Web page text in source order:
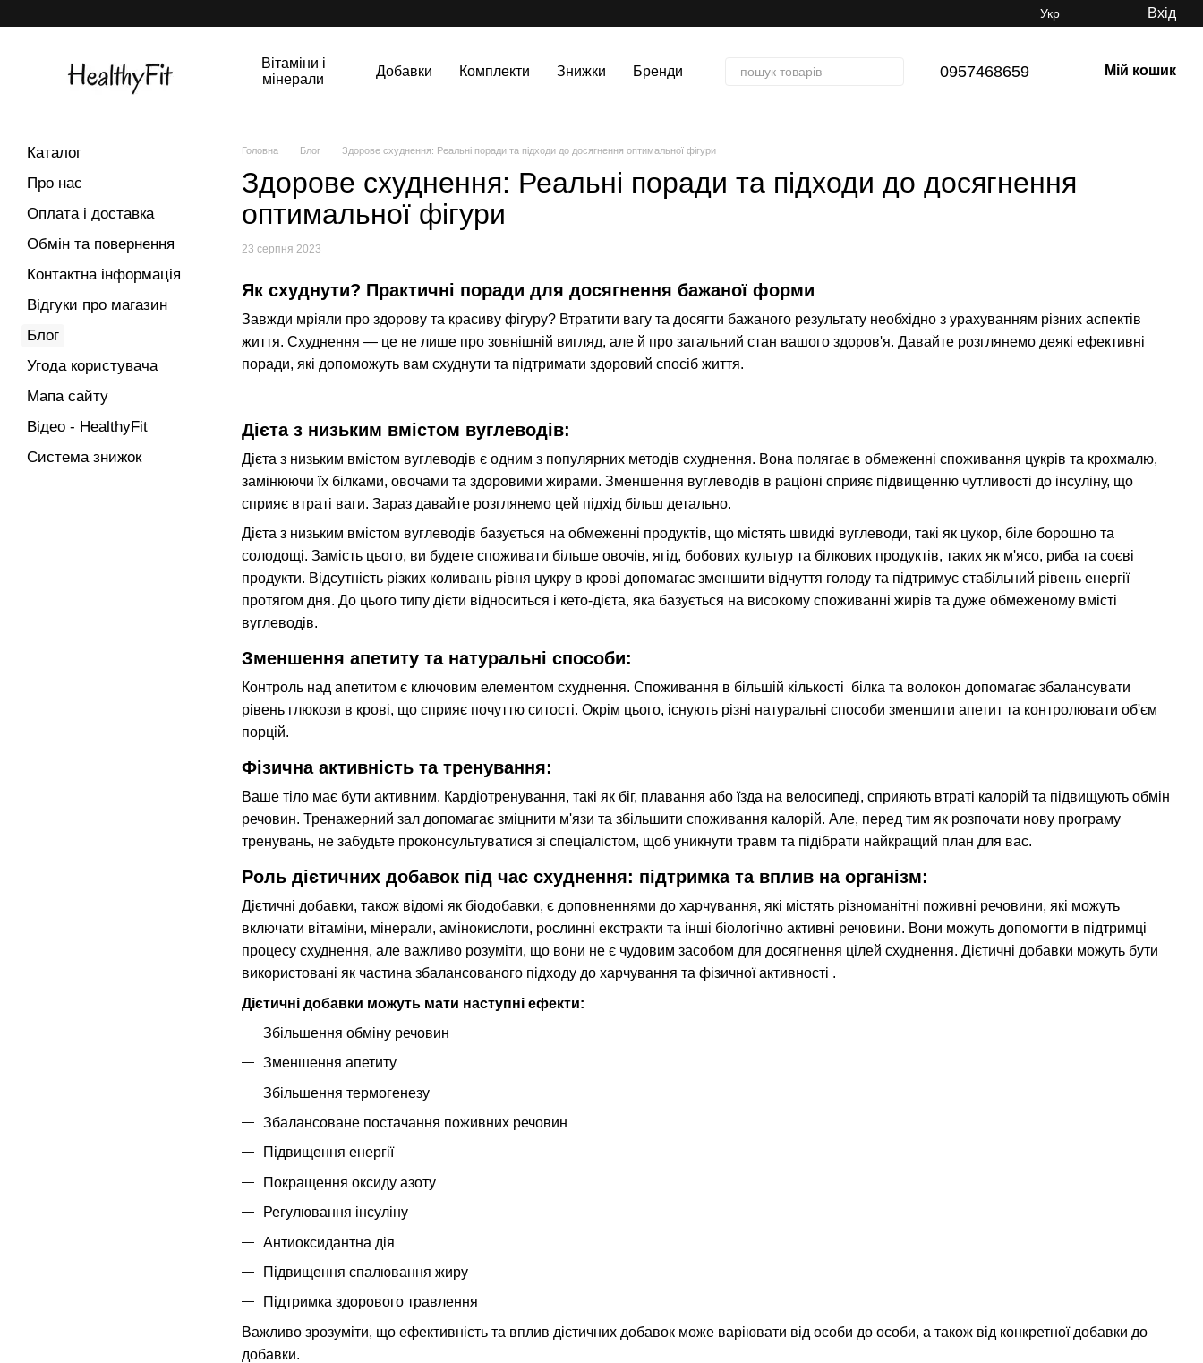
Укр Вхід
Вітаміни і
мінерали
Добавки Комплекти Знижки Бренди 0957468659 Мій кошик
Головна Блог Здорове схуднення: Реальні поради та підходи до досягнення оптимальної фігури
Здорове схуднення: Реальні поради та підходи до досягнення
оптимальної фігури
23 серпня 2023
Як схуднути? Практичні поради для досягнення бажаної форми
Завжди мріяли про здорову та красиву фігуру? Втратити вагу та досягти бажаного результату необхідно з урахуванням різних аспектів
життя. Схуднення — це не лише про зовнішній вигляд, але й про загальний стан вашого здоров'я. Давайте розглянемо деякі ефективні
поради, які допоможуть вам схуднути та підтримати здоровий спосіб життя.
Дієта з низьким вмістом вуглеводів:
Дієта з низьким вмістом вуглеводів є одним з популярних методів схуднення. Вона полягає в обмеженні споживання цукрів та крохмалю,
замінюючи їх білками, овочами та здоровими жирами. Зменшення вуглеводів в раціоні сприяє підвищенню чутливості до інсуліну, що
сприяє втраті ваги. Зараз давайте розглянемо цей підхід більш детально.
Дієта з низьким вмістом вуглеводів базується на обмеженні продуктів, що містять швидкі вуглеводи, такі як цукор, біле борошно та
солодощі. Замість цього, ви будете споживати більше овочів, ягід, бобових культур та білкових продуктів, таких як м'ясо, риба та соєві
продукти. Відсутність різких коливань рівня цукру в крові допомагає зменшити відчуття голоду та підтримує стабільний рівень енергії
протягом дня. До цього типу дієти відноситься і кето-дієта, яка базується на високому споживанні жирів та дуже обмеженому вмісті
вуглеводів.
Зменшення апетиту та натуральні способи:
Контроль над апетитом є ключовим елементом схуднення. Споживання в більшій кількості білка та волокон допомагає збалансувати
рівень глюкози в крові, що сприяє почуттю ситості. Окрім цього, існують різні натуральні способи зменшити апетит та контролювати об'єм
порцій.
Фізична активність та тренування:
Ваше тіло має бути активним. Кардіотренування, такі як біг, плавання або їзда на велосипеді, сприяють втраті калорій та підвищують обмін
речовин. Тренажерний зал допомагає зміцнити м'язи та збільшити споживання калорій. Але, перед тим як розпочати нову програму
тренувань, не забудьте проконсультуватися зі спеціалістом, щоб уникнути травм та підібрати найкращий план для вас.
Роль дієтичних добавок під час схуднення: підтримка та вплив на організм:
Дієтичні добавки, також відомі як біодобавки, є доповненнями до харчування, які містять різноманітні поживні речовини, які можуть
включати вітаміни, мінерали, амінокислоти, рослинні екстракти та інші біологічно активні речовини. Вони можуть допомогти в підтримці
процесу схуднення, але важливо розуміти, що вони не є чудовим засобом для досягнення цілей схуднення. Дієтичні добавки можуть бути
використовані як частина збалансованого підходу до харчування та фізичної активності .
Дієтичні добавки можуть мати наступні ефекти:
Збільшення обміну речовин
Зменшення апетиту
Збільшення термогенезу
Збалансоване постачання поживних речовин
Підвищення енергії
Покращення оксиду азоту
Регулювання інсуліну
Антиоксидантна дія
Підвищення спалювання жиру
Підтримка здорового травлення
Важливо зрозуміти, що ефективність та вплив дієтичних добавок може варіювати від особи до особи, а також від конкретної добавки до
добавки.
Каталог
Про нас
Оплата і доставка
Обмін та повернення
Контактна інформація
Відгуки про магазин
Блог
Угода користувача
Мапа сайту
Відео - HealthyFit
Система знижок